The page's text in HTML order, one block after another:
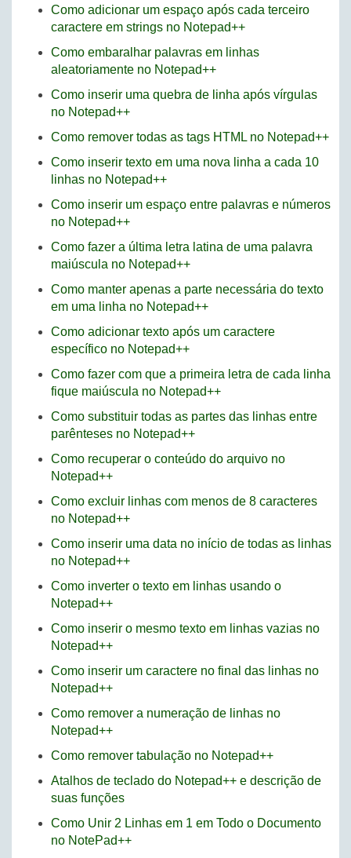
Como adicionar um espaço após cada terceiro
caractere em strings no Notepad++
Como embaralhar palavras em linhas
aleatoriamente no Notepad++
Como inserir uma quebra de linha após vírgulas
no Notepad++
Como remover todas as tags HTML no Notepad++
Como inserir texto em uma nova linha a cada 10
linhas no Notepad++
Como inserir um espaço entre palavras e números
no Notepad++
Como fazer a última letra latina de uma palavra
maiúscula no Notepad++
Como manter apenas a parte necessária do texto
em uma linha no Notepad++
Como adicionar texto após um caractere
específico no Notepad++
Como fazer com que a primeira letra de cada linha
fique maiúscula no Notepad++
Como substituir todas as partes das linhas entre
parênteses no Notepad++
Como recuperar o conteúdo do arquivo no
Notepad++
Como excluir linhas com menos de 8 caracteres
no Notepad++
Como inserir uma data no início de todas as linhas
no Notepad++
Como inverter o texto em linhas usando o
Notepad++
Como inserir o mesmo texto em linhas vazias no
Notepad++
Como inserir um caractere no final das linhas no
Notepad++
Como remover a numeração de linhas no
Notepad++
Como remover tabulação no Notepad++
Atalhos de teclado do Notepad++ e descrição de
suas funções
Como Unir 2 Linhas em 1 em Todo o Documento
no NotePad++